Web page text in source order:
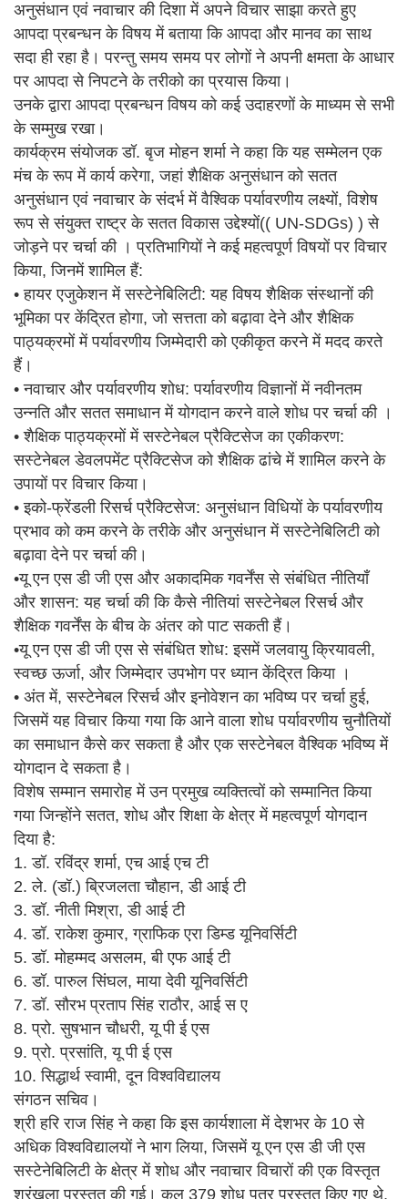
अनुसंधान एवं नवाचार की दिशा में अपने विचार साझा करते हुए
आपदा प्रबन्धन के विषय में बताया कि आपदा और मानव का साथ
सदा ही रहा है। परन्तु समय समय पर लोगों ने अपनी क्षमता के आधार
पर आपदा से निपटने के तरीको का प्रयास किया।
उनके द्वारा आपदा प्रबन्धन विषय को कई उदाहरणों के माध्यम से सभी
के सम्मुख रखा।
कार्यक्रम संयोजक डॉ. बृज मोहन शर्मा ने कहा कि यह सम्मेलन एक
मंच के रूप में कार्य करेगा, जहां शैक्षिक अनुसंधान को सतत
अनुसंधान एवं नवाचार के संदर्भ में वैश्विक पर्यावरणीय लक्ष्यों, विशेष
रूप से संयुक्त राष्ट्र के सतत विकास उद्देश्यों(( UN-SDGs) ) से
जोड़ने पर चर्चा की । प्रतिभागियों ने कई महत्वपूर्ण विषयों पर विचार
किया, जिनमें शामिल हैं:
• हायर एजुकेशन में सस्टेनेबिलिटी: यह विषय शैक्षिक संस्थानों की
भूमिका पर केंद्रित होगा, जो सत्तता को बढ़ावा देने और शैक्षिक
पाठ्यक्रमों में पर्यावरणीय जिम्मेदारी को एकीकृत करने में मदद करते
हैं।
• नवाचार और पर्यावरणीय शोध: पर्यावरणीय विज्ञानों में नवीनतम
उन्नति और सतत समाधान में योगदान करने वाले शोध पर चर्चा की ।
• शैक्षिक पाठ्यक्रमों में सस्टेनेबल प्रैक्टिसेज का एकीकरण:
सस्टेनेबल डेवलपमेंट प्रैक्टिसेज को शैक्षिक ढांचे में शामिल करने के
उपायों पर विचार किया।
• इको-फ्रेंडली रिसर्च प्रैक्टिसेज: अनुसंधान विधियों के पर्यावरणीय
प्रभाव को कम करने के तरीके और अनुसंधान में सस्टेनेबिलिटी को
बढ़ावा देने पर चर्चा की।
•यू एन एस डी जी एस और अकादमिक गवर्नेंस से संबंधित नीतियाँ
और शासन: यह चर्चा की कि कैसे नीतियां सस्टेनेबल रिसर्च और
शैक्षिक गवर्नेंस के बीच के अंतर को पाट सकती हैं।
•यू एन एस डी जी एस से संबंधित शोध: इसमें जलवायु क्रियावली,
स्वच्छ ऊर्जा, और जिम्मेदार उपभोग पर ध्यान केंद्रित किया ।
• अंत में, सस्टेनेबल रिसर्च और इनोवेशन का भविष्य पर चर्चा हुई,
जिसमें यह विचार किया गया कि आने वाला शोध पर्यावरणीय चुनौतियों
का समाधान कैसे कर सकता है और एक सस्टेनेबल वैश्विक भविष्य में
योगदान दे सकता है।
विशेष सम्मान समारोह में उन प्रमुख व्यक्तित्वों को सम्मानित किया
गया जिन्होंने सतत, शोध और शिक्षा के क्षेत्र में महत्वपूर्ण योगदान
दिया है:
1. डॉ. रविंद्र शर्मा, एच आई एच टी
2. ले. (डॉ.) ब्रिजलता चौहान, डी आई टी
3. डॉ. नीती मिश्रा, डी आई टी
4. डॉ. राकेश कुमार, ग्राफिक एरा डिम्ड यूनिवर्सिटी
5. डॉ. मोहम्मद असलम, बी एफ आई टी
6. डॉ. पारुल सिंघल, माया देवी यूनिवर्सिटी
7. डॉ. सौरभ प्रताप सिंह राठौर, आई स ए
8. प्रो. सुषभान चौधरी, यू पी ई एस
9. प्रो. प्रसांति, यू पी ई एस
10. सिद्धार्थ स्वामी, दून विश्वविद्यालय
संगठन सचिव।
श्री हरि राज सिंह ने कहा कि इस कार्यशाला में देशभर के 10 से
अधिक विश्वविद्यालयों ने भाग लिया, जिसमें यू एन एस डी जी एस
सस्टेनेबिलिटी के क्षेत्र में शोध और नवाचार विचारों की एक विस्तृत
श्रृंखला प्रस्तुत की गई। कुल 379 शोध पत्र प्रस्तुत किए गए थे,